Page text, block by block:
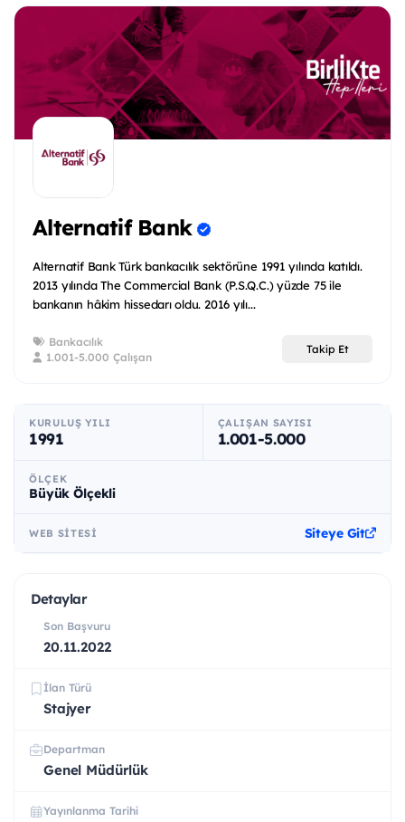
Alternatif Bank
Alternatif Bank Türk bankacılık sektörüne 1991 yılında katıldı.
2013 yılında The Commercial Bank (P.S.Q.C.) yüzde 75 ile
bankanın hâkim hissedarı oldu. 2016 yılı...
Bankacılık
1.001-5.000 Çalışan
Takip Et
KURULUŞ YILI
1991
ÇALIŞAN SAYISI
1.001-5.000
ÖLÇEK
Büyük Ölçekli
WEB SITESI Siteye Git
Detaylar
Son Başvuru
20.11.2022
İlan Türü
Stajyer
Departman
Genel Müdürlük
Yayınlanma Tarihi